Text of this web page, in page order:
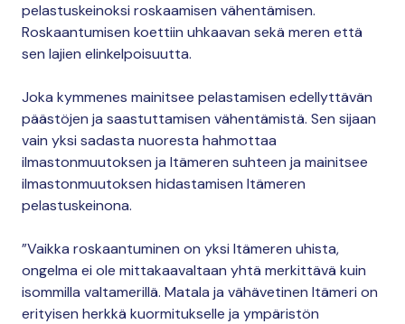
pelastuskeinoksi roskaamisen vähentämisen.
Roskaantumisen koettiin uhkaavan sekä meren että
sen lajien elinkelpoisuutta.
Joka kymmenes mainitsee pelastamisen edellyttävän
päästöjen ja saastuttamisen vähentämistä. Sen sijaan
vain yksi sadasta nuoresta hahmottaa
ilmastonmuutoksen ja Itämeren suhteen ja mainitsee
ilmastonmuutoksen hidastamisen Itämeren
pelastuskeinona.
”Vaikka roskaantuminen on yksi Itämeren uhista,
ongelma ei ole mittakaavaltaan yhtä merkittävä kuin
isommilla valtamerillä. Matala ja vähävetinen Itämeri on
erityisen herkkä kuormitukselle ja ympäristön